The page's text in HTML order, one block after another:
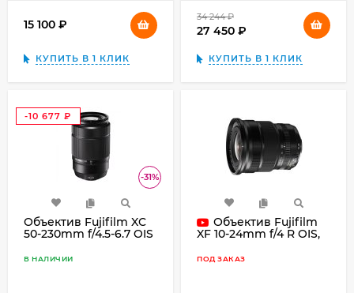
15 100
КУПИТЬ В 1 КЛИК
34 244
27 450
КУПИТЬ В 1 КЛИК
-31%
-10 677
Объектив Fujifilm XC
50-230mm f/4.5-6.7 OIS
В НАЛИЧИИ
Объектив Fujifilm
XF 10-24mm f/4 R OIS,
ПОД ЗАКАЗ